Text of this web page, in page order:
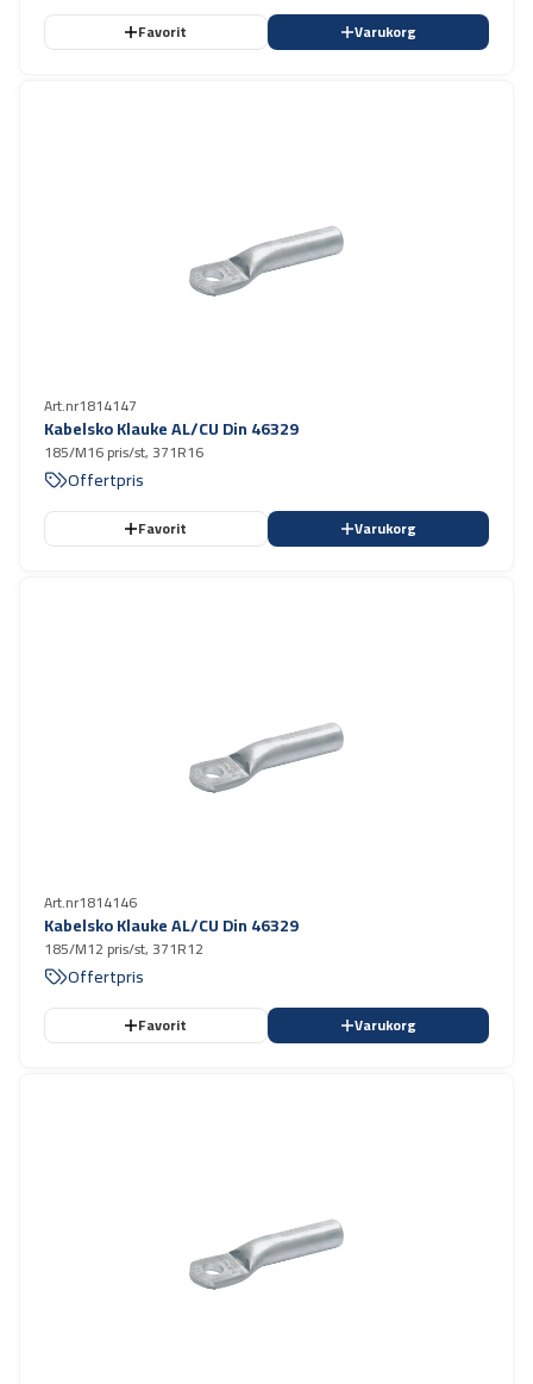
Favorit Varukorg
Art.nr1814147
Kabelsko Klauke AL/CU Din 46329
185/M16 pris/st, 371R16
Offertpris
Favorit Varukorg
Art.nr1814146
Kabelsko Klauke AL/CU Din 46329
185/M12 pris/st, 371R12
Offertpris
Favorit Varukorg